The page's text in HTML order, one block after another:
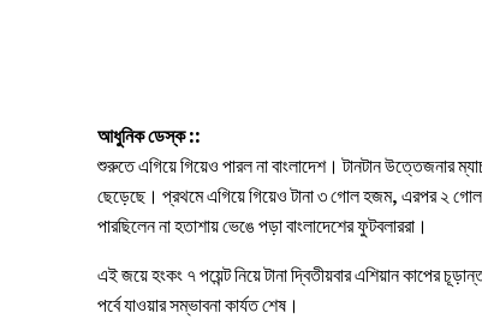
আধুনিক ডেস্ক ::
শুরুতে এগিয়ে গিয়েও পারল না বাংলাদেশ। টানটান উত্তেজনার
ছেড়েছে। প্রথমে এগিয়ে গিয়েও টানা ৩ গোল হজম, এরপর ২ গোল
পারছিলেন না হতাশায় ভেঙে পড়া বাংলাদেশের ফুটবলাররা।
এই জয়ে হংকং ৭ পয়েন্ট নিয়ে টানা দ্বিতীয়বার এশিয়ান কাপের
পর্বে যাওয়ার সম্ভাবনা কার্যত শেষ।